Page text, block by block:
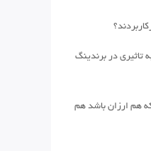
تاثیری در برندینگ
هم ارزان باشد هم